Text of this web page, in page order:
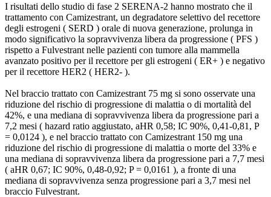
I risultati dello studio di fase 2 SERENA-2 hanno mostrato che il
trattamento con Camizestrant, un degradatore selettivo del recettore
degli estrogeni ( SERD ) orale di nuova generazione, prolunga in
modo significativo la sopravvivenza libera da progressione ( PFS )
rispetto a Fulvestrant nelle pazienti con tumore alla mammella
avanzato positivo per il recettore per gli estrogeni ( ER+ ) e negativo
per il recettore HER2 ( HER2- ).
Nel braccio trattato con Camizestrant 75 mg si sono osservate una
riduzione del rischio di progressione di malattia o di mortalità del
42%, e una mediana di sopravvivenza libera da progressione pari a
7,2 mesi ( hazard ratio aggiustato, aHR 0,58; IC 90%, 0,41-0,81, P
= 0,0124 ), e nel braccio trattato con Camizestrant 150 mg una
riduzione del rischio di progressione di malattia o morte del 33% e
una mediana di sopravvivenza libera da progressione pari a 7,7 mesi
( aHR 0,67; IC 90%, 0,48-0,92; P = 0,0161 ), a fronte di una
mediana di sopravvivenza senza progressione pari a 3,7 mesi nel
braccio Fulvestrant.